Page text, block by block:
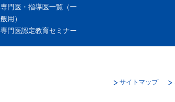
専門医・指導医一覧（一
般用）
専門医認定教育セミナー
サイトマップ